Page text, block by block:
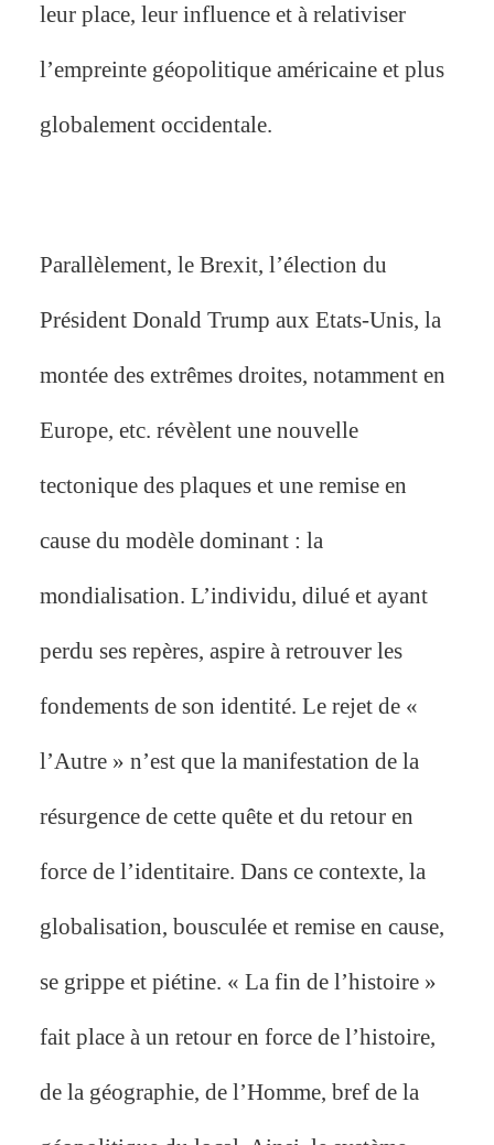
leur place, leur influence et à relativiser
l’empreinte géopolitique américaine et plus
globalement occidentale.
Parallèlement, le Brexit, l’élection du
Président Donald Trump aux Etats-Unis, la
montée des extrêmes droites, notamment en
Europe, etc. révèlent une nouvelle
tectonique des plaques et une remise en
cause du modèle dominant : la
mondialisation. L’individu, dilué et ayant
perdu ses repères, aspire à retrouver les
fondements de son identité. Le rejet de «
l’Autre » n’est que la manifestation de la
résurgence de cette quête et du retour en
force de l’identitaire. Dans ce contexte, la
globalisation, bousculée et remise en cause,
se grippe et piétine. « La fin de l’histoire »
fait place à un retour en force de l’histoire,
de la géographie, de l’Homme, bref de la